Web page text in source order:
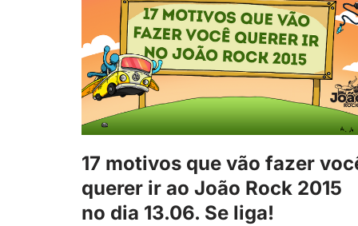
17 motivos que vão fazer
querer ir ao João Rock 2015
no dia 13.06. Se liga!